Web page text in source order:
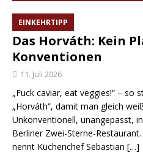
EINKEHRTIPP
Das Horváth: Kein
Konventionen
11. Juli 2026
„Fuck caviar, eat veggies!“ – so
„Horváth“, damit man gleich
Unkonventionell, unangepasst,
Berliner Zwei-Sterne-
nennt Küchenchef Sebastian […]